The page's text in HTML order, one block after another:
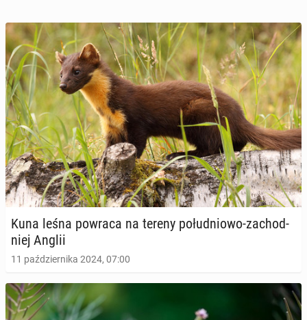
Kuna leśna powraca na tereny po­łu­dnio­wo-za­chod­
niej Anglii
11 października 2024, 07:00